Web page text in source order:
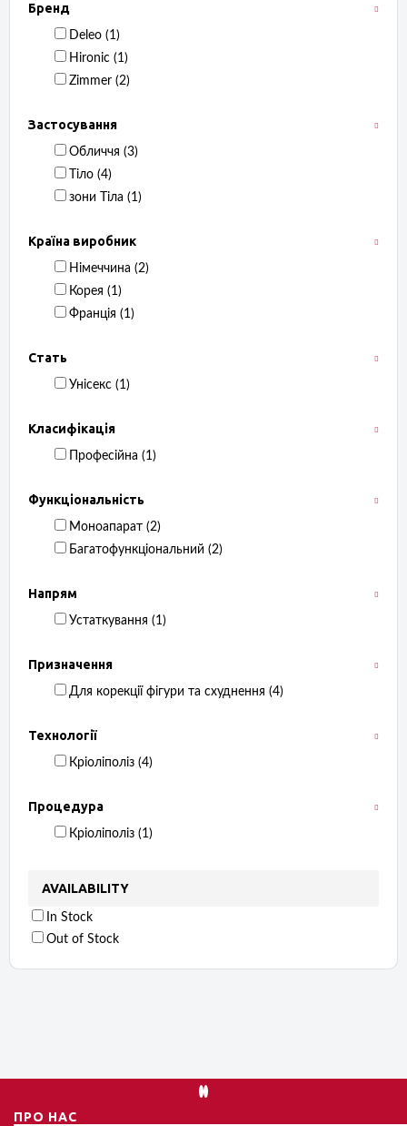
Бренд
Deleo ‏ (1)
Hironic ‏ (1)
Zimmer ‏ (2)
Застосування
Обличчя ‏ (3)
Тіло ‏ (4)
зони Тіла ‏ (1)
Країна виробник
Німеччина ‏ (2)
Корея ‏ (1)
Франція ‏ (1)
Стать
Унісекс ‏ (1)
Класифікація
Професійна ‏ (1)
Функціональність
Моноапарат ‏ (2)
Багатофункціональний ‏ (2)
Напрям
Устаткування ‏ (1)
Призначення
Для корекції фігури та схуднення ‏ (4)
Технології
Кріоліполіз ‏ (4)
Процедура
Кріоліполіз ‏ (1)
AVAILABILITY
In Stock
Out of Stock
ПРО НАС